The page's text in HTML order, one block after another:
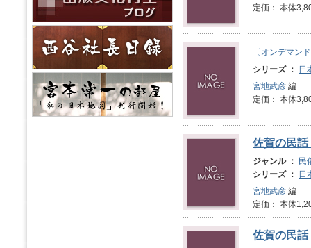
定価： 本体
〔オンデマン
シリーズ ：
日
宮地武彦 編
定価： 本体
佐賀の民
ジャンル ：
民
シリーズ ：
日
宮地武彦 編
定価： 本体
佐賀の民